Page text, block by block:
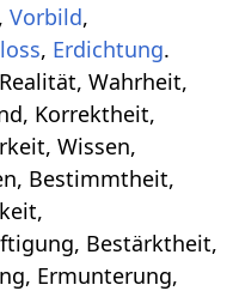
, Vorbild,
, Erdichtung.
Wahrheit,
Korrektheit,
Wissen,
Bestimmtheit,
Bestärktheit,
Ermunterung,